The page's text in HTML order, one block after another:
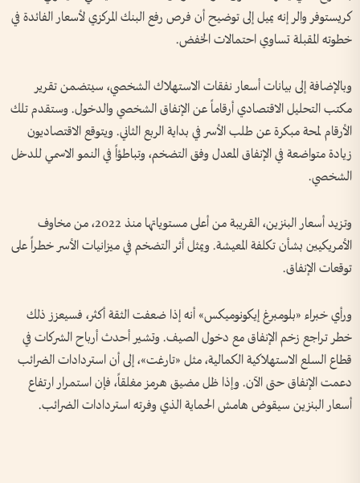
كريستوفر والر إنه يميل إلى توضيح أن فرص رفع البنك المركزي لأسعار الفائدة في
خطوته المقبلة تساوي احتمالات الخفض.
وبالإضافة إلى بيانات أسعار نفقات الاستهلاك الشخصي، سيتضمن تقرير
مكتب التحليل الاقتصادي أرقاماً عن الإنفاق الشخصي والدخول. وستقدم تلك
الأرقام لمحة مبكرة عن طلب الأسر في بداية الربع الثاني. ويتوقع الاقتصاديون
زيادة متواضعة في الإنفاق المعدل وفق التضخم، وتباطؤاً في النمو الاسمي للدخل
الشخصي.
وتزيد أسعار البنزين، القريبة من أعلى مستوياتها منذ 2022، من مخاوف
الأمريكيين بشأن تكلفة المعيشة. ويمثل أثر التضخم في ميزانيات الأسر خطراً على
توقعات الإنفاق.
ورأي خبراء «بلومبرغ إيكونوميكس» أنه إذا ضعفت الثقة أكثر، فسيعزز ذلك
خطر تراجع زخم الإنفاق مع دخول الصيف. وتشير أحدث أرباح الشركات في
قطاع السلع الاستهلاكية الكمالية، مثل «تارغت»، إلى أن استردادات الضرائب
دعمت الإنفاق حتى الآن. وإذا ظل مضيق هرمز مغلقاً، فإن استمرار ارتفاع
أسعار البنزين سيقوض هامش الحماية الذي وفرته استردادات الضرائب.